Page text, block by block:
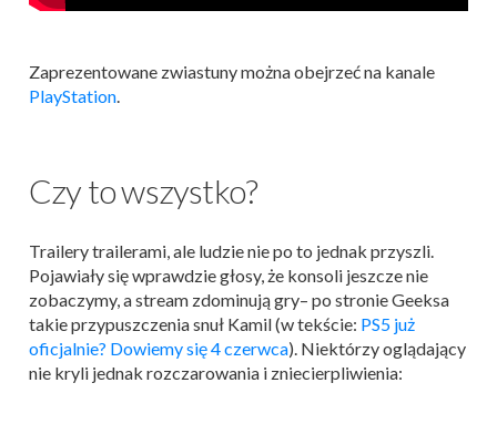
Zaprezentowane zwiastuny można obejrzeć na kanale
PlayStation.
Czy to wszystko?
Trailery trailerami, ale ludzie nie po to jednak przyszli.
Pojawiały się wprawdzie głosy, że konsoli jeszcze nie
zobaczymy, a stream zdominują gry– po stronie Geeksa
takie przypuszczenia snuł Kamil (w tekście: PS5 już
oficjalnie? Dowiemy się 4 czerwca). Niektórzy oglądający
nie kryli jednak rozczarowania i zniecierpliwienia: